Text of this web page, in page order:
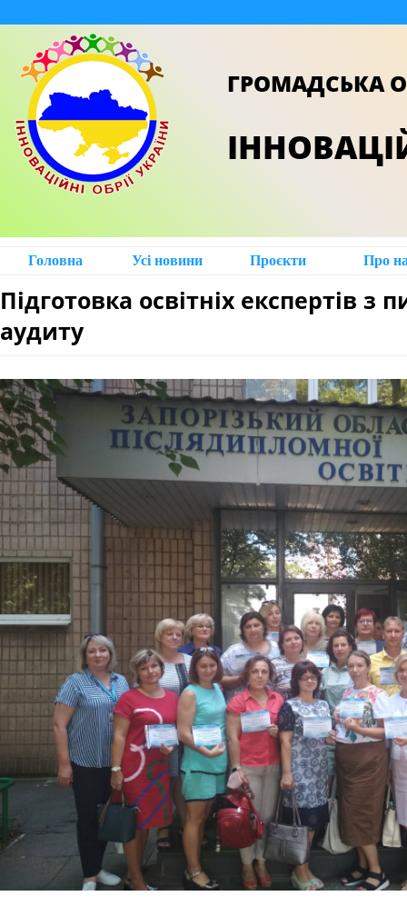
ГРОМАДСЬКА
Головна Усі новини Проєкти Про
Підготовка освітніх експертів з
аудиту